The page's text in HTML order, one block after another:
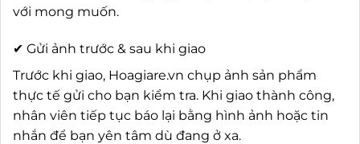
với mong muốn.
✔ Gửi ảnh trước & sau khi giao
Trước khi giao, Hoagiare.vn chụp ảnh sản phẩm
thực tế gửi cho bạn kiểm tra. Khi giao thành công,
nhân viên tiếp tục báo lại bằng hình ảnh hoặc tin
nhắn để bạn yên tâm dù đang ở xa.